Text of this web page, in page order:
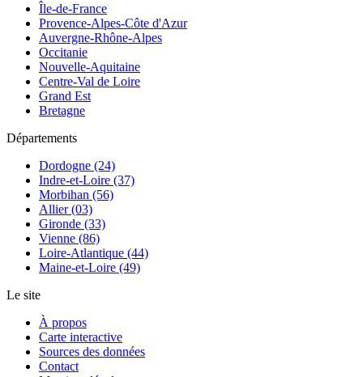
Île-de-France
Provence-Alpes-Côte d'Azur
Auvergne-Rhône-Alpes
Occitanie
Nouvelle-Aquitaine
Centre-Val de Loire
Grand Est
Bretagne
Départements
Dordogne (24)
Indre-et-Loire (37)
Morbihan (56)
Allier (03)
Gironde (33)
Vienne (86)
Loire-Atlantique (44)
Maine-et-Loire (49)
Le site
À propos
Carte interactive
Sources des données
Contact